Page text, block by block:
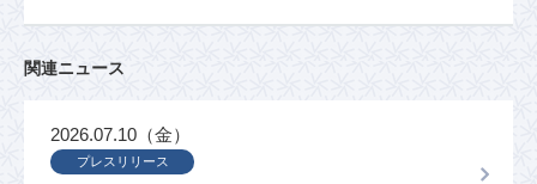
関連ニュース
プレスリリース
2026.07.10（金）